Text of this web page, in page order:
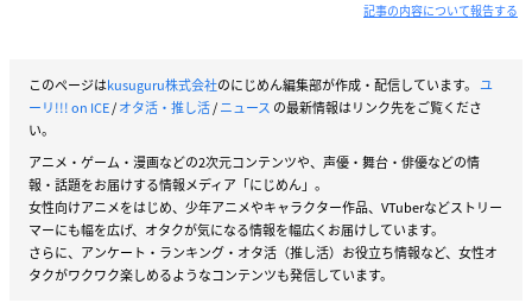
記事の内容について報告する
このページはkusuguru株式会社のにじめん編集部が作成・配信しています。 ユ
ーリ!!! on ICE/オタ活・推し活/ニュース の最新情報はリンク先をご覧くださ
い。
アニメ・ゲーム・漫画などの2次元コンテンツや、声優・舞台・俳優などの情
報・話題をお届けする情報メディア「にじめん」。
女性向けアニメをはじめ、少年アニメやキャラクター作品、VTuberなどストリー
マーにも幅を広げ、オタクが気になる情報を幅広くお届けしています。
さらに、アンケート・ランキング・オタ活（推し活）お役立ち情報など、女性オ
タクがワクワク楽しめるようなコンテンツも発信しています。